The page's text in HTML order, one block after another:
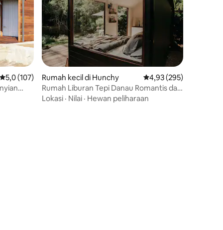
Nilai rata-rata 5,0 dari 5, 107 ulasan
5,0 (107)
Rumah kecil di Hunchy Nilai rata-rata 4,93 dari
4,93 (295)
Rumah Liburan Tepi Danau Romantis dan
Terpencil - Montville
Lokasi · Nilai · Hewan peliharaan